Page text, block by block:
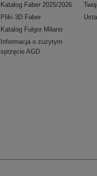
Katalog Faber 2025/2026
Pliki 3D Faber
Katalog Fulgor Milano
Informacja o zużytym
sprzęcie AGD